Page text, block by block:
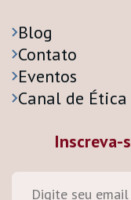
Blog
Contato
Eventos
Canal de Ética
Inscreva-